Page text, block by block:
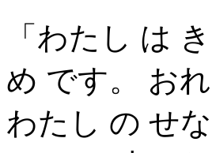
「わたし は
め です。 お
わたし の せ